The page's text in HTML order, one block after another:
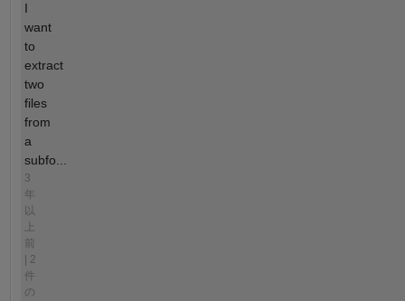
I
want
to
extract
two
files
from
a
subfo...
3
年
以
前
| 2
件
の